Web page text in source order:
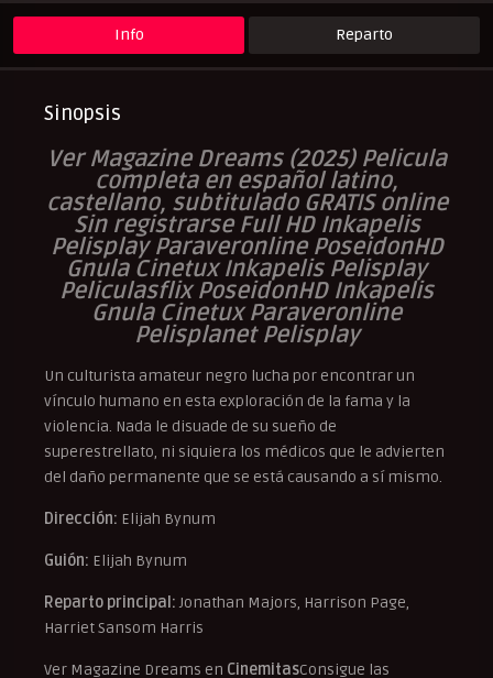
Info Reparto
Sinopsis
Ver Magazine Dreams (2025) Pelicula
completa en español latino,
castellano, subtitulado GRATIS online
Sin registrarse Full HD Inkapelis
Pelisplay Paraveronline PoseidonHD
Gnula Cinetux Inkapelis Pelisplay
Peliculasflix PoseidonHD Inkapelis
Gnula Cinetux Paraveronline
Pelisplanet Pelisplay
Un culturista amateur negro lucha por encontrar un
vínculo humano en esta exploración de la fama y la
violencia. Nada le disuade de su sueño de
superestrellato, ni siquiera los médicos que le advierten
del daño permanente que se está causando a sí mismo.
Dirección: Elijah Bynum
Guión: Elijah Bynum
Reparto principal: Jonathan Majors, Harrison Page,
Harriet Sansom Harris
Ver Magazine Dreams en CinemitasConsigue las